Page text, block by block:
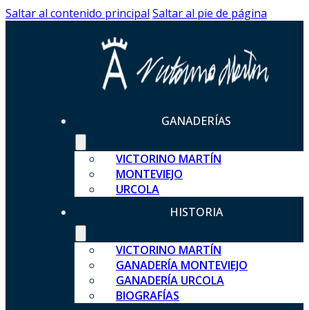
Saltar al contenido principal Saltar al pie de página
GANADERÍAS
VICTORINO MARTÍN
MONTEVIEJO
URCOLA
HISTORIA
VICTORINO MARTÍN
GANADERÍA MONTEVIEJO
GANADERÍA URCOLA
BIOGRAFÍAS